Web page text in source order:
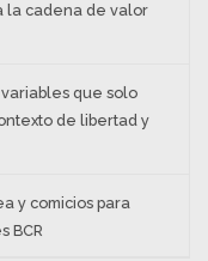
la cadena de valor
variables que solo
de libertad y
y comicios para
BCR